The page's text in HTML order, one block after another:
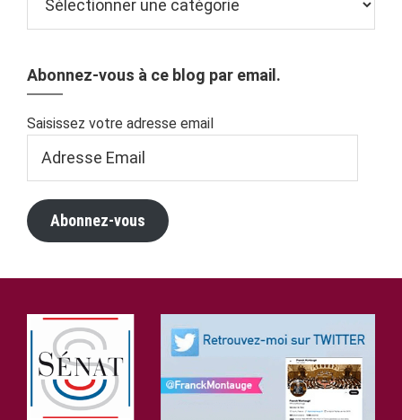
Abonnez-vous à ce blog par email.
Saisissez votre adresse email
Email
Abonnez-vous
Footer